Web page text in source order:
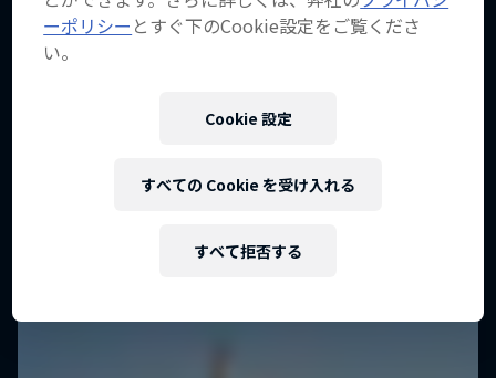
ーポリシー とすぐ下のCookie設定をご覧くださ
い。
Cookie 設定
すべて拒否する
すべての Cookie を受け入れる